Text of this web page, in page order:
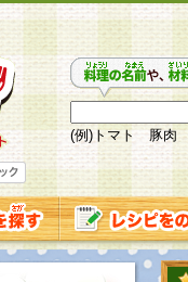
(例)トマト 豚肉